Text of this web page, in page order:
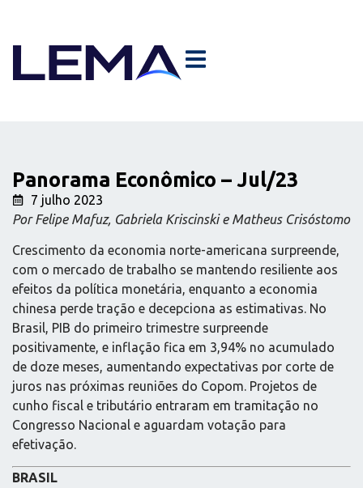
Panorama Econômico – Jul/23
7 julho 2023
Por Felipe Mafuz, Gabriela Kriscinski e Matheus Crisóstomo
Crescimento da economia norte-americana surpreende,
com o mercado de trabalho se mantendo resiliente aos
efeitos da política monetária, enquanto a economia
chinesa perde tração e decepciona as estimativas. No
Brasil, PIB do primeiro trimestre surpreende
positivamente, e inflação fica em 3,94% no acumulado
de doze meses, aumentando expectativas por corte de
juros nas próximas reuniões do Copom. Projetos de
cunho fiscal e tributário entraram em tramitação no
Congresso Nacional e aguardam votação para
efetivação.
BRASIL